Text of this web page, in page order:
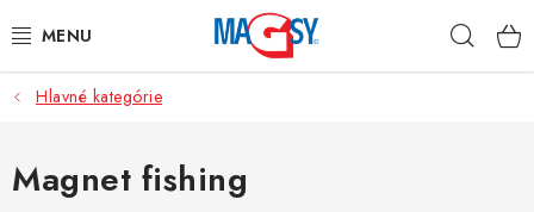
na
HLAVNÉ KATEGÓRIE
MAGNETICKÉ POMÔCKY
Hlavné kategórie
Magnet fishing